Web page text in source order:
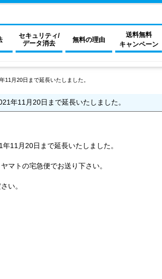
セキュリティ/
データ消去
無料の理由
送料無料
キャンペーン
11月20日まで延長いたしました。
年11月20日まで延長いたしました。
11月20日まで延長いたしました。
マトの宅急便でお送り下さい。
い。